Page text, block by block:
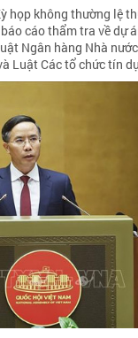
họp không thường lệ
cáo thẩm tra về dự
Ngân hàng Nhà
Luật Các tổ chức tín